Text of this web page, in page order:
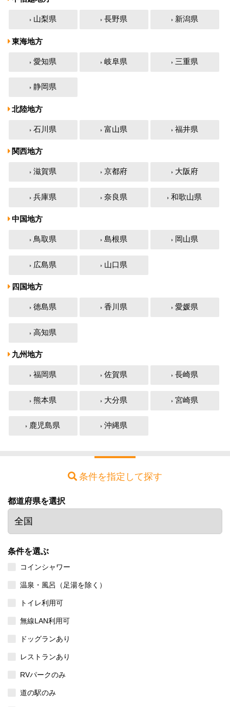
山梨県 長野県 新潟県
東海地方
愛知県 岐阜県 三重県
静岡県
北陸地方
石川県 富山県 福井県
関西地方
滋賀県 京都府 大阪府
兵庫県 奈良県 和歌山県
中国地方
鳥取県 島根県 岡山県
広島県 山口県
四国地方
徳島県 香川県 愛媛県
高知県
九州地方
福岡県 佐賀県 長崎県
熊本県 大分県 宮崎県
鹿児島県 沖縄県
条件を指定して探す
都道府県を選択
条件を選ぶ
コインシャワー
温泉・風呂（足湯を除く）
トイレ利用可
無線LAN利用可
ドッグランあり
レストランあり
RVパークのみ
道の駅のみ